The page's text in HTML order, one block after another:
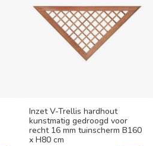
Inzet V-Trellis hardhout
kunstmatig gedroogd voor
recht 16 mm tuinscherm B160
x H80 cm